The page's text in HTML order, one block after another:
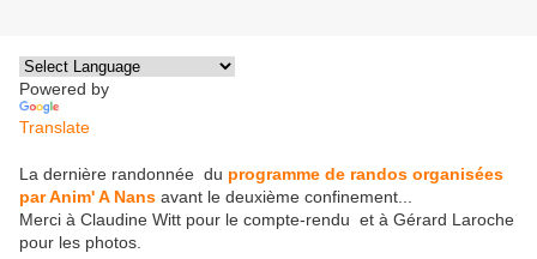
Powered by
Translate
La dernière randonnée du programme de randos organisées
par Anim' A Nans avant le deuxième confinement...
Merci à Claudine Witt pour le compte-rendu et à Gérard Laroche
pour les photos.